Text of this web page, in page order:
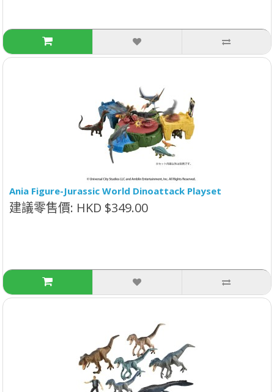
Ania Figure-Jurassic World Dinoattack Playset
建議零售價: HKD $349.00